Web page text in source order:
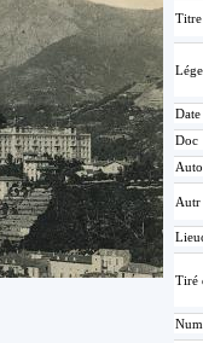
Doc
Autr
Tiré